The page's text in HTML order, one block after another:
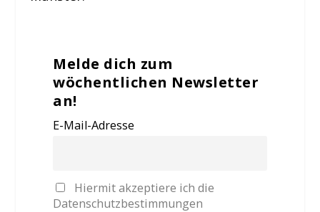
Melde dich zum
wöchentlichen Newsletter
an!
E-Mail-Adresse
Hiermit akzeptiere ich die
Datenschutzbestimmungen